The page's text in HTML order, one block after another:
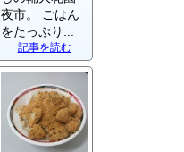
夜市。 ごはん
をたっぷり...
記事を読む